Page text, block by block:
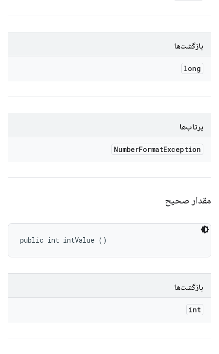
بازگشت‌ها
long
پرتاب‌ها
NumberFormatException
مقدار صحیح
public int intValue ()
بازگشت‌ها
int